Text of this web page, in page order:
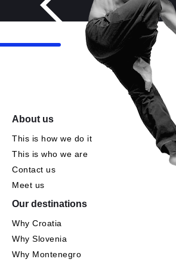
About us
This is how we do it
This is who we are
Contact us
Meet us
Our destinations
Why Croatia
Why Slovenia
Why Montenegro